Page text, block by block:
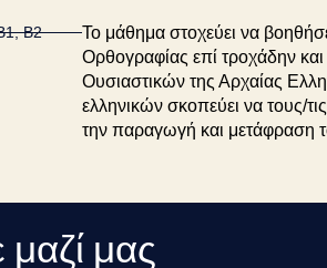
,B2
Το μάθημα στοχεύει να
Ορθογραφίας επί τροχάδην
Ουσιαστικών της Αρχαίας
ελληνικών σκοπεύει να τους/
την παραγωγή και μετάφραση
μας